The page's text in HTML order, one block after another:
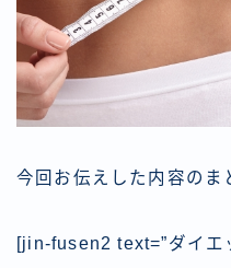
今回お伝えした内容のま
[jin-fusen2 text=”ダイエ